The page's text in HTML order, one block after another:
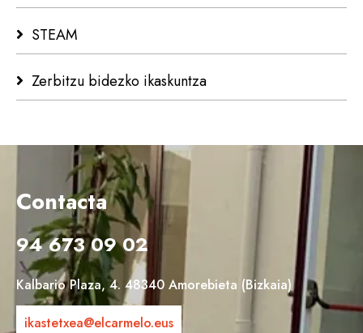
STEAM
Zerbitzu bidezko ikaskuntza
Contacta
94 673 09 02
Kalbario Plaza, 4. 48340 Amorebieta (Bizkaia)
ikastetxea@elcarmelo.eus